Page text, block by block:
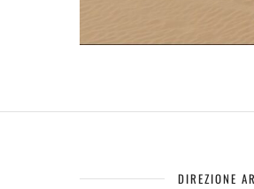
DIREZIONE